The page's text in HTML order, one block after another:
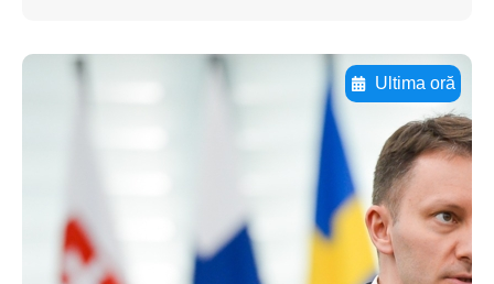
Ultima oră
Adaugă aici textul pentru
subtitluAdaugă aici
subtitluAdaugă aici
textul pentru